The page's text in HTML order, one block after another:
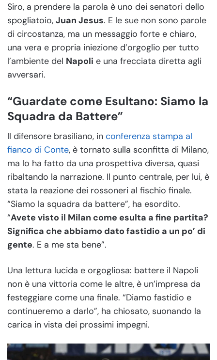
Siro, a prendere la parola è uno dei senatori dello
spogliatoio, Juan Jesus. E le sue non sono parole
di circostanza, ma un messaggio forte e chiaro,
una vera e propria iniezione d’orgoglio per tutto
l’ambiente del Napoli e una frecciata diretta agli
avversari.
“Guardate come Esultano: Siamo la
Squadra da Battere”
Il difensore brasiliano, in conferenza stampa al
fianco di Conte, è tornato sulla sconfitta di Milano,
ma lo ha fatto da una prospettiva diversa, quasi
ribaltando la narrazione. Il punto centrale, per lui, è
stata la reazione dei rossoneri al fischio finale.
“Siamo la squadra da battere”, ha esordito.
“Avete visto il Milan come esulta a fine partita?
Significa che abbiamo dato fastidio a un po’ di
gente. E a me sta bene”.
Una lettura lucida e orgogliosa: battere il Napoli
non è una vittoria come le altre, è un’impresa da
festeggiare come una finale. “Diamo fastidio e
continueremo a darlo”, ha chiosato, suonando la
carica in vista dei prossimi impegni.